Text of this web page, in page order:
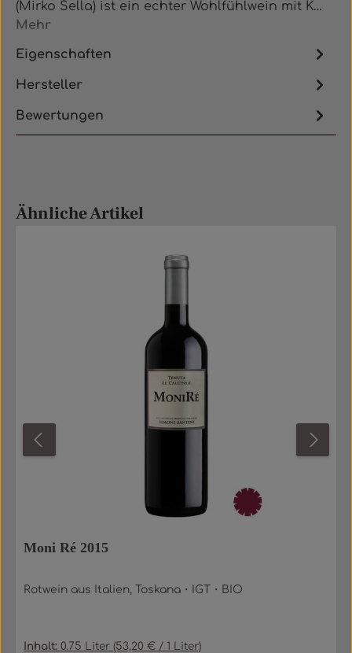
(Mirko Sella) ist ein echter Wohlfühlwein mit K…
Mehr
Eigenschaften
Hersteller
Bewertungen
Produktgalerie überspringen
Ähnliche Artikel
Moni Ré 2015
Rotwein aus Italien, Toskana・IGT・BIO
Inhalt:0.75 Liter (53,20 € / 1 Liter)